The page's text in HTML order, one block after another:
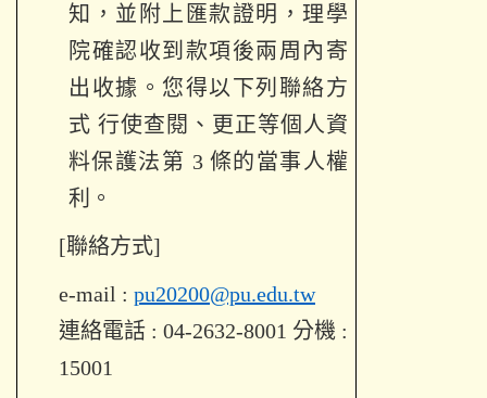
知，並附上匯款證明，理學
院確認收到款項後兩周內寄
出收據。您得以下列聯絡方
式 行使查閱、更正等個人資
料保護法第 3 條的當事人權
利。
[聯絡方式]
e-mail : pu20200@pu.edu.tw
連絡電話 : 04-2632-8001 分機 :
15001